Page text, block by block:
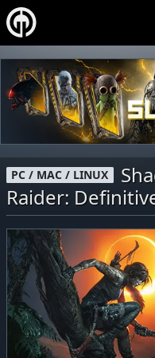
PC / MAC / LINUX
Raider: